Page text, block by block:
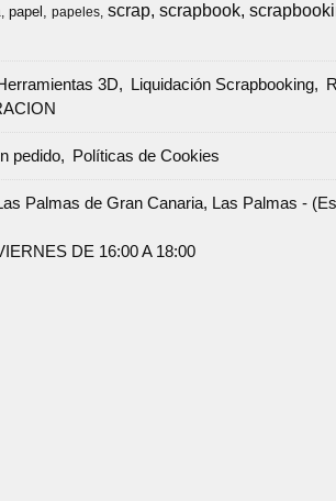
papel papeles scrap scrapbook
3D Liquidación Scrapbooking
pedido Políticas de Cookies
Palmas de Gran Canaria, Las Palmas -
DE 16:00 A 18:00